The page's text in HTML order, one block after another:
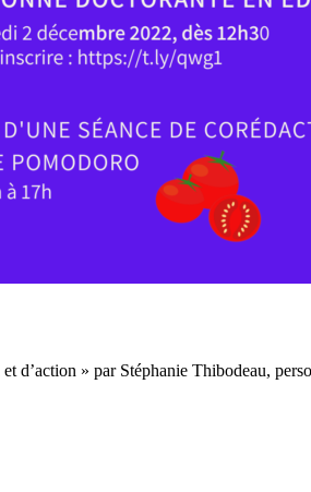
d’action » par Stéphanie Thibodeau,